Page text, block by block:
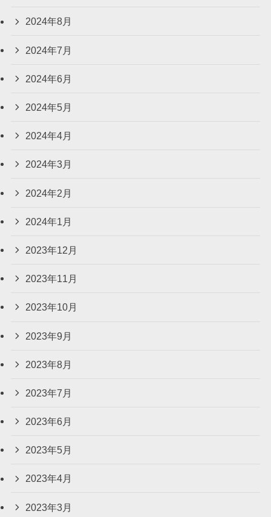
2024年8月
2024年7月
2024年6月
2024年5月
2024年4月
2024年3月
2024年2月
2024年1月
2023年12月
2023年11月
2023年10月
2023年9月
2023年8月
2023年7月
2023年6月
2023年5月
2023年4月
2023年3月